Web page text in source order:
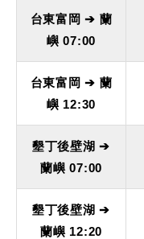
台東富岡 ➔ 蘭
嶼 07:00
台東富岡 ➔ 蘭
嶼 12:30
墾丁後壁湖 ➔
蘭嶼 07:00
墾丁後壁湖 ➔
蘭嶼 12:20